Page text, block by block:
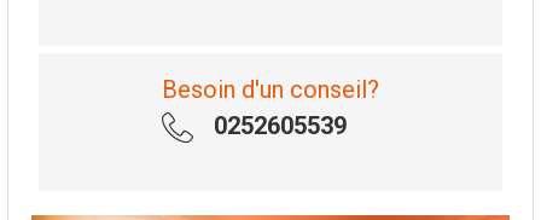
Besoin d'un conseil?
0252605539